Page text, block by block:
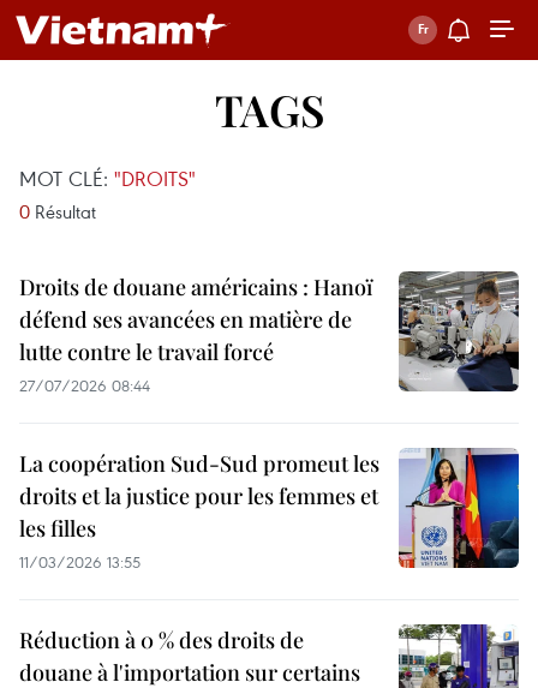
TAGS
MOT CLÉ: "DROITS"
0 Résultat
Droits de douane américains : Hanoï
défend ses avancées en matière de
lutte contre le travail forcé
27/07/2026 08:44
La coopération Sud-Sud promeut les
droits et la justice pour les femmes et
les filles
11/03/2026 13:55
Réduction à 0 % des droits de
douane à l'importation sur certains